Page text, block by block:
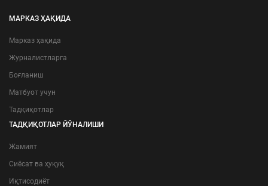
МАРКАЗ ҲАҚИДА
Марказ ҳақида
Журналистларга
Боғланиш
Матбуот учун
Тадқиқотлар
ТАДҚИҚОТЛАР ЙЎНАЛИШИ
Жамият
Сиёсат ва ҳуқуқ
Иқтисодиёт